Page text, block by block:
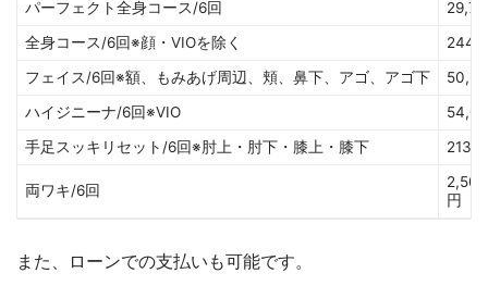
パーフェクト全身コース/6回
全身コース/6回※顔・VIOを除く
フェイス/6回※額、もみあげ周辺、頬、鼻下、アゴ、アゴ下
ハイジニーナ/6回※VIO
手足スッキリセット/6回※肘上・肘下・膝上・膝下
両ワキ/6回
2,500
円
また、ローンでの支払いも可能です。